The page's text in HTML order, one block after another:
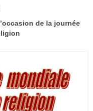
de la journée